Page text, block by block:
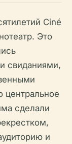
Ciné
Это
свиданиями,
центральное
сделали
и